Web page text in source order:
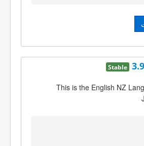
Stable
This is the English NZ